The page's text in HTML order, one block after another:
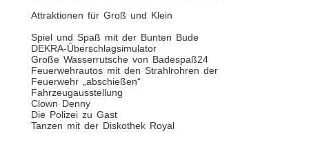
Attraktionen für Groß und Klein
Spiel und Spaß mit der Bunten Bude
DEKRA-Überschlagsimulator
Große Wasserrutsche von Badespaß24
Feuerwehrautos mit den Strahlrohren der
Feuerwehr „abschießen“
Fahrzeugausstellung
Clown Denny
Die Polizei zu Gast
Tanzen mit der Diskothek Royal